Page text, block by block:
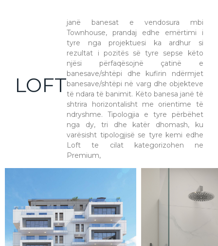
LOFT
janë banesat e vendosura mbi
Townhouse, prandaj edhe emërtimi i
tyre nga projektuesi ka ardhur si
rezultat i pozitës së tyre sepse këto
njësi përfaqësojnë çatinë e
banesave/shtëpi dhe kufirin ndërmjet
banesave/shtëpi në varg dhe objekteve
të ndara të banimit. Këto banesa janë të
shtrira horizontalisht me orientime të
ndryshme. Tipologjia e tyre përbëhet
nga dy, tri dhe katër dhomash, ku
varësisht tipologjisë se tyre kemi edhe
Loft te cilat kategorizohen ne
Premium,